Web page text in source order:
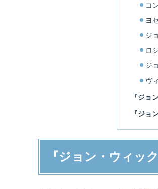
コ
ヨ
ジ
ロ
ジ
ヴ
『ジョ
『ジョ
『ジョン・ウィッ